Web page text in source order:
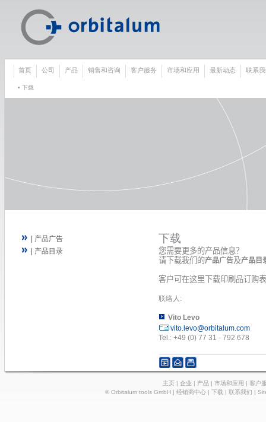
首页 公司 产品 销售和咨询 客户服务 市场和应用 最新动态 联系
• 下载
| 产品广告
| 产品目录
下载
您需要更多的产品信息？
请下载我们的产品广告及产品目
客户可在这里下载印刷品订购表
联络人 :
Vito Levo
vito.levo@orbitalum.com
Tel.: +49 (0) 77 31 - 792 678
主页 | 企业 | 产品 | 市场和应用 | 客户
© Orbitalum tools GmbH | 经销商中心 | 下载 | 联系我们 |